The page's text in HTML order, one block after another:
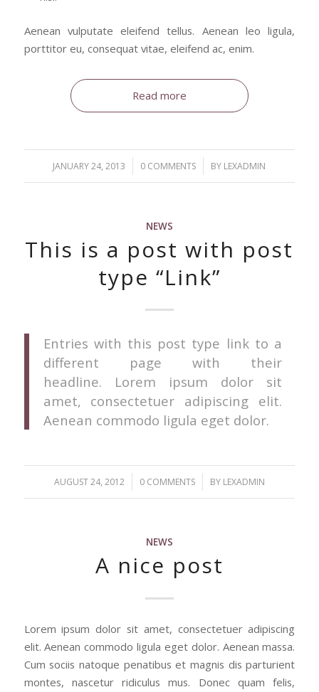
Aenean vulputate eleifend tellus. Aenean leo ligula,
porttitor eu, consequat vitae, eleifend ac, enim.
Read more
JANUARY 24, 2013
/ 0 COMMENTS
/ BY LEXADMIN
NEWS
This is a post with post
type “Link”
Entries with this post type link to a
different page with their
headline. Lorem ipsum dolor sit
amet, consectetuer adipiscing elit.
Aenean commodo ligula eget dolor.
AUGUST 24, 2012
/ 0 COMMENTS
/ BY LEXADMIN
NEWS
A nice post
Lorem ipsum dolor sit amet, consectetuer adipiscing
elit. Aenean commodo ligula eget dolor. Aenean massa.
Cum sociis natoque penatibus et magnis dis parturient
montes, nascetur ridiculus mus. Donec quam felis,